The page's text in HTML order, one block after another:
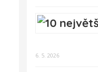
6. 5. 2026